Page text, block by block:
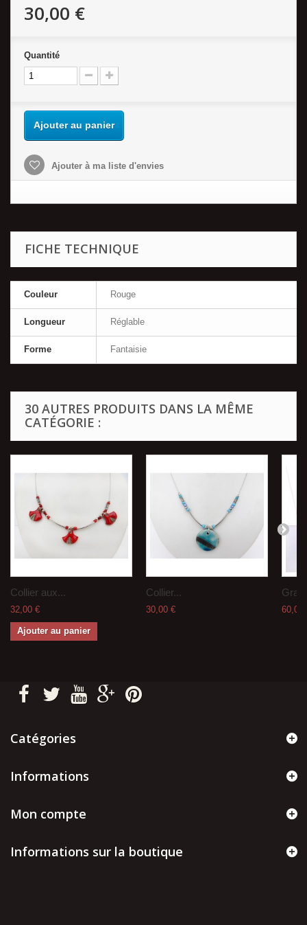
30,00 €
Quantité
Ajouter au panier
Ajouter à ma liste d'envies
FICHE TECHNIQUE
Couleur Rouge
Longueur Réglable
Forme Fantaisie
30 AUTRES PRODUITS DANS LA MÊME
CATÉGORIE :
Collier aux...
32,00 €
Ajouter au panier
Collier...
30,00 € 60,00
Catégories
Informations
Mon compte
Informations sur la boutique